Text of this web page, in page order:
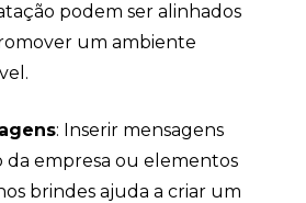
podem ser alinhados
um ambiente
: Inserir mensagens
da empresa ou elementos
brindes ajuda a criar um